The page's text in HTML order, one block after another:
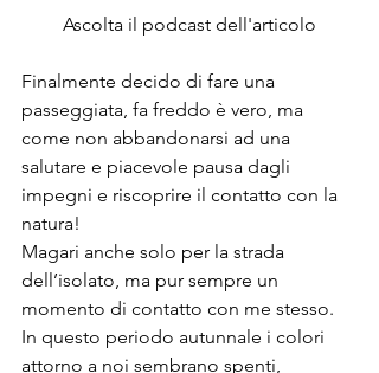
Ascolta il podcast dell'articolo
Finalmente decido di fare una
passeggiata, fa freddo è vero, ma
come non abbandonarsi ad una
salutare e piacevole pausa dagli
impegni e riscoprire il contatto con la
natura!
Magari anche solo per la strada
dell’isolato, ma pur sempre un
momento di contatto con me stesso.
In questo periodo autunnale i colori
attorno a noi sembrano spenti,